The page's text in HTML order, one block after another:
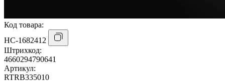
Код товара:
НС-1682412
Штрихкод:
4660294790641
Артикул:
RTRB335010